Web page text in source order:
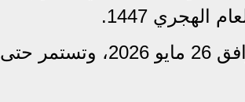
1447.
تبدأ الإجازة الرسمية اعتباراً من صباح يوم الثلاثاء الموافق 26 مايو 2026، وتستمر حتى